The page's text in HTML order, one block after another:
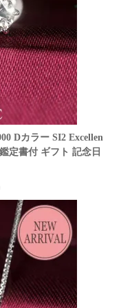
Dカラー SI2 Excellen
定書付 ギフト 記念日